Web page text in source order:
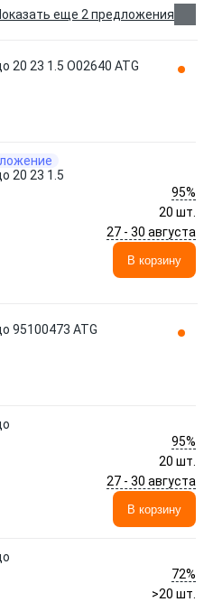
еще 2 предложения
20 23 1.5 O02640 ATG
20 23 1.5
95%
20 шт.
27 - 30 августа
В корзину
95100473 ATG
95%
20 шт.
27 - 30 августа
В корзину
72%
>20 шт.